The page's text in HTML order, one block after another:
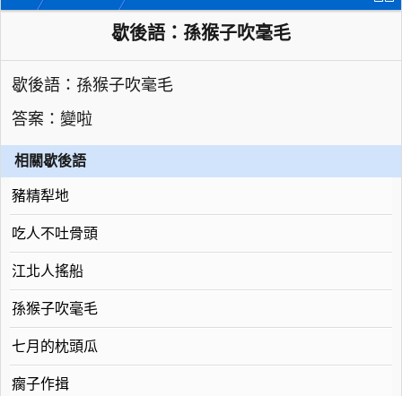
歇後語：孫猴子吹毫毛
歇後語：孫猴子吹毫毛
答案：變啦
相關歇後語
豬精犁地
吃人不吐骨頭
江北人搖船
孫猴子吹毫毛
七月的枕頭瓜
瘸子作揖